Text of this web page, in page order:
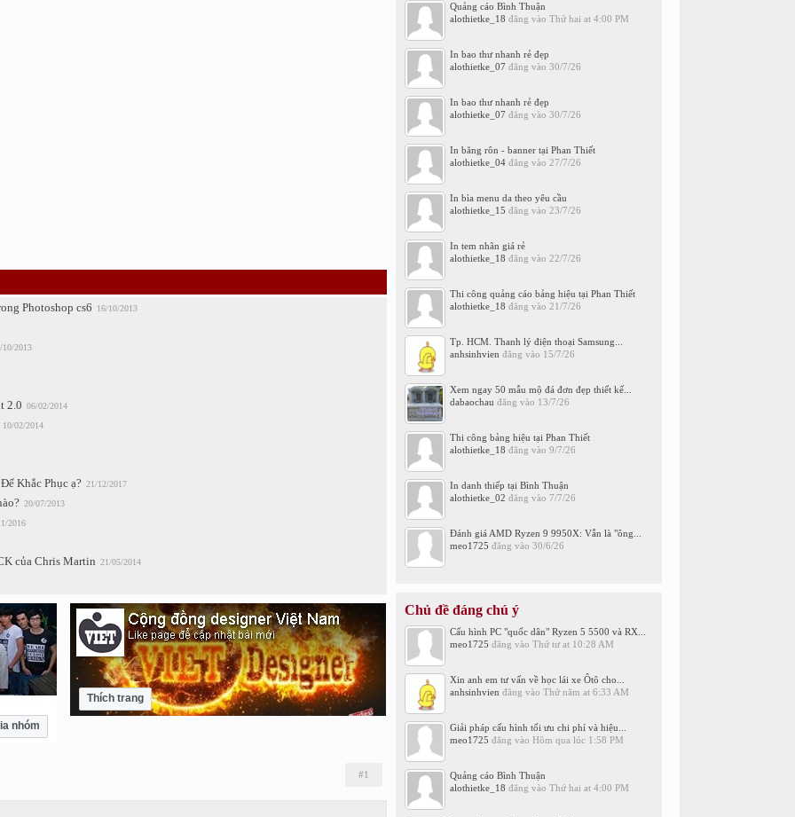
Photoshop cs6 16/10/2013
10/2013
2.0 06/02/2014
10/02/2014
Khắc Phục ạ? 21/12/2017
20/07/2013
2016
của Chris Martin 21/05/2014
nhóm
Thích trang
#1
Quảng cáo Bình Thuận
alothietke_18 đăng vào Thứ hai at 4:00 PM
In bao thư nhanh rẻ đẹp
alothietke_07 đăng vào 30/7/26
In bao thư nhanh rẻ đẹp
alothietke_07 đăng vào 30/7/26
In băng rôn - banner tại Phan Thiết
alothietke_04đăng vào 27/7/26
In bìa menu da theo yêu cầu
alothietke_15 đăng vào 23/7/26
In tem nhãn giá rẻ
alothietke_18 đăng vào 22/7/26
Thi công quảng cáo bảng hiệu tại Phan Thiết
alothietke_18 đăng vào 21/7/26
Tp. HCM. Thanh lý điện thoại Samsung...
anhsinhvien đăng vào 15/7/26
Xem ngay 50 mẫu mộ đá đơn đẹp thiết kế...
dabaochau đăng vào 13/7/26
Thi công bảng hiệu tại Phan Thiết
alothietke_18 đăng vào 9/7/26
In danh thiếp tại Bình Thuận
alothietke_02 đăng vào 7/7/26
Đánh giá AMD Ryzen 9 9950X: Vẫn là "ông...
meo1725 đăng vào 30/6/26
Chủ đề đáng chú ý
Cấu hình PC "quốc dân" Ryzen 5 5500 và RX...
meo1725 đăng vào Thứ tư at 10:28 AM
Xin anh em tư vấn về học lái xe Ôtô cho...
anhsinhvien đăng vào Thứ năm at 6:33 AM
Giải pháp cấu hình tối ưu chi phí và hiệu...
meo1725 đăng vào Hôm qua lúc 1:58 PM
Quảng cáo Bình Thuận
alothietke_18 đăng vào Thứ hai at 4:00 PM